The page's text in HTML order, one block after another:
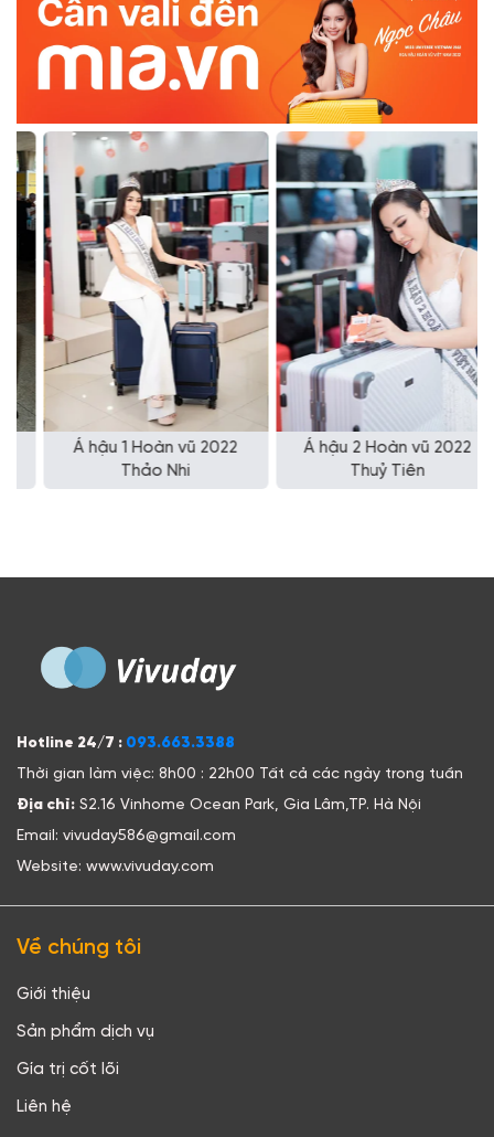
Á hậu 1 Hoàn vũ 2022
Thảo Nhi
Á hậu 2 Hoàn vũ 2022
Thuỷ Tiên
Hotline 24/7 : 093.663.3388
Thời gian làm việc: 8h00 : 22h00 Tất cả các ngày trong tuần
Địa chỉ: S2.16 Vinhome Ocean Park, Gia Lâm,TP. Hà Nội
Email: vivuday586@gmail.com
Website: www.vivuday.com
Về chúng tôi
Giới thiệu
Sản phẩm dịch vụ
Gía trị cốt lõi
Liên hệ